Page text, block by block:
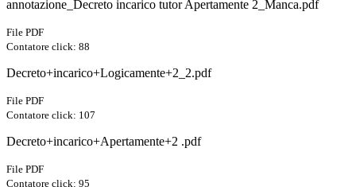
annotazione_Decreto incarico tutor Apertamente 2_Manca.pdf
File PDF
Contatore click: 88
Decreto+incarico+Logicamente+2_2.pdf
File PDF
Contatore click: 107
Decreto+incarico+Apertamente+2 .pdf
File PDF
Contatore click: 95